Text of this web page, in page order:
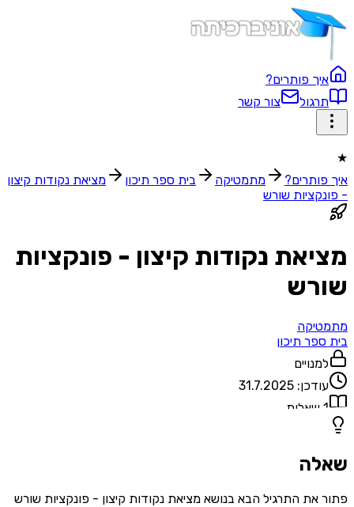
איך פותרים?
תרגול
צור קשר
★
איך פותרים?
מתמטיקה בית ספר תיכון‬
מציאת נקודות קיצון
- פונקציות שורש
מציאת נקודות קיצון - פונקציות
שורש
מתמטיקה
בית ספר תיכון‬
למנויים
עודכן: 31.7.2025
1 שאלות
שאלה
פתור את התרגיל הבא בנושא מציאת נקודות קיצון - פונקציות שורש